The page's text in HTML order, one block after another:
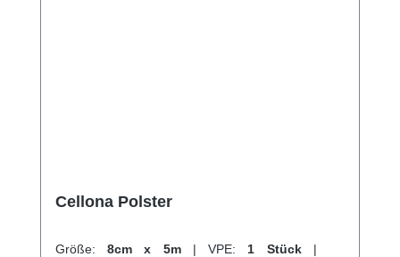
Cellona Polster
Größe: 8cm x 5m | VPE: 1 Stück |